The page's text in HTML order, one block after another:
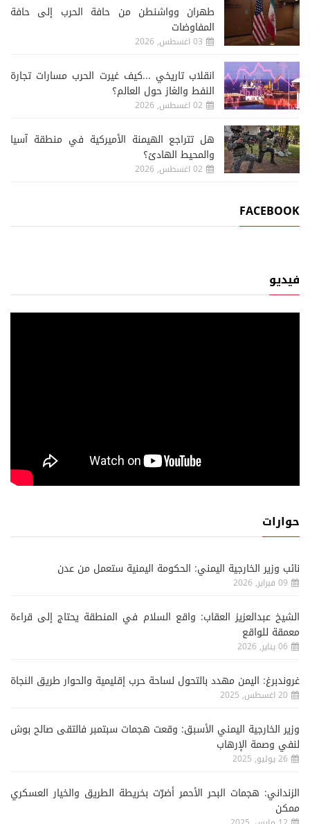
طهران وواشنطن من حافة الحرب إلى حافة
المفاوضات
03 اغسطس, 2026
انقلاب تاريخي ...كيف غيرت الحرب مسارات تجارة
النفط والغاز حول العالم؟
02 اغسطس, 2026
هل تتراجع الهيمنة الأميركية في منطقة آسيا
والمحيط الهادئ؟
02 اغسطس, 2026
FACEBOOK
فيديو
حوارات
نائب وزير الخارجية اليمني: الحكومة اليمنية ستعمل من عدن
09 فبراير, 2026
الشيخ عبدالعزيز العقاب: واقع السلام في المنطقة يحتاج إلى قراءة
معمقة للواقع
06 يناير, 2026
غروندبرغ: اليمن مهدد بالتحول لساحة حرب إقليمية والحوار طريق النجاة
20 اغسطس, 2025
وزير الخارجية اليمني الأسبق: وقعت هجمات سبتمبر فالتقى صالح بوش
لنفي وصمة الإرهاب
26 يوليو, 2025
الزنداني: هجمات البحر الأحمر أضرّت بخريطة الطريق والخيار العسكري
ممكن